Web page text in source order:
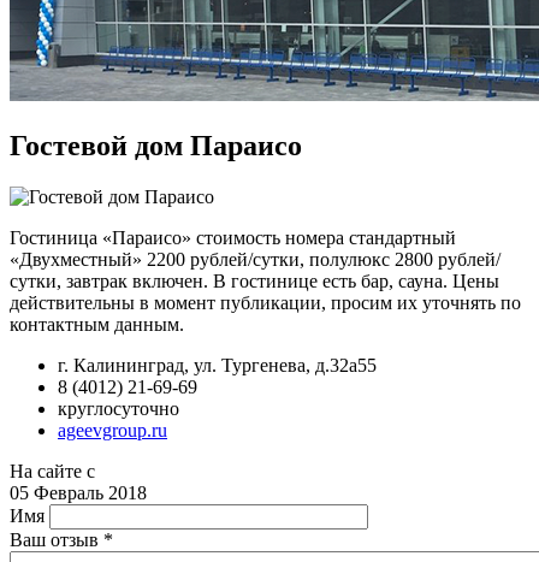
Гостевой дом Параисо
Гостиница «Параисо» стоимость номера стандартный
«Двухместный» 2200 рублей/сутки, полулюкс 2800 рублей/
сутки, завтрак включен. В гостинице есть бар, сауна. Цены
действительны в момент публикации, просим их уточнять по
контактным данным.
г. Калининград, ул. Тургенева, д.32а55
8 (4012) 21-69-69
круглосуточно
ageevgroup.ru
На сайте с
05 Февраль 2018
Имя
Ваш отзыв *